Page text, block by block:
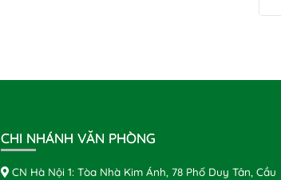
CHI NHÁNH VĂN PHÒNG
CN Hà Nội 1: Tòa Nhà Kim Ánh, 78 Phố Duy Tân, Cầu